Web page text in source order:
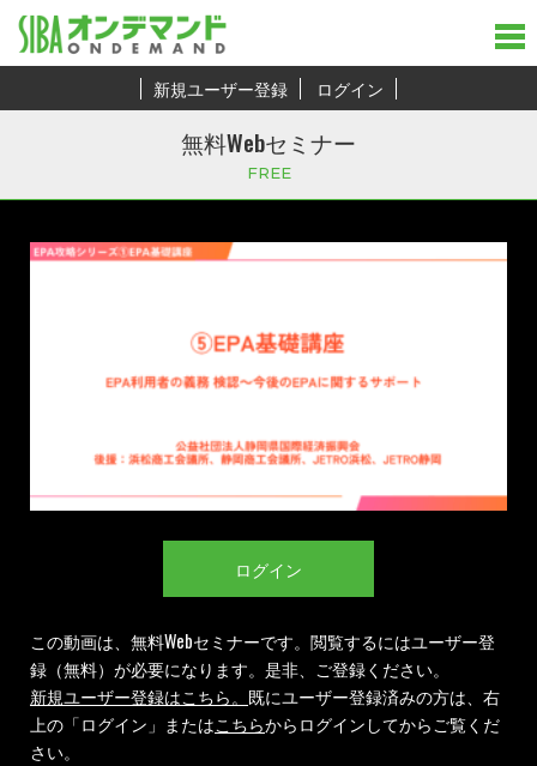
新規ユーザー登録 ログイン
無料Webセミナー
FREE
ログイン
この動画は、無料Webセミナーです。閲覧するにはユーザー登
録（無料）が必要になります。是非、ご登録ください。
新規ユーザー登録はこちら。 既にユーザー登録済みの方は、右
上の「ログイン」またはこちらからログインしてからご覧くだ
さい。